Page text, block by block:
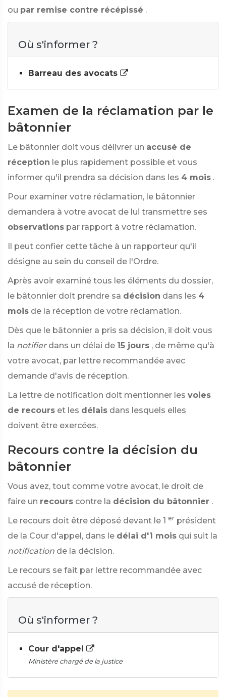
ou par remise contre récépissé .
Où s'informer ?
Barreau des avocats
Examen de la réclamation par le
bâtonnier
Le bâtonnier doit vous délivrer un accusé de
réception le plus rapidement possible et vous
informer qu'il prendra sa décision dans les 4 mois .
Pour examiner votre réclamation, le bâtonnier
demandera à votre avocat de lui transmettre ses
observations par rapport à votre réclamation.
Il peut confier cette tâche à un rapporteur qu'il
désigne au sein du conseil de l'Ordre.
Après avoir examiné tous les éléments du dossier,
le bâtonnier doit prendre sa décision dans les 4
mois de la réception de votre réclamation.
Dès que le bâtonnier a pris sa décision, il doit vous
la notifier dans un délai de 15 jours , de même qu'à
votre avocat, par lettre recommandée avec
demande d'avis de réception.
La lettre de notification doit mentionner les voies
de recours et les délais dans lesquels elles
doivent être exercées.
Recours contre la décision du
bâtonnier
Vous avez, tout comme votre avocat, le droit de
faire un recours contre la décision du bâtonnier .
Le recours doit être déposé devant le 1 er président
de la Cour d'appel, dans le délai d'1 mois qui suit la
notification de la décision.
Le recours se fait par lettre recommandée avec
accusé de réception.
Où s'informer ?
Cour d'appel
Ministère chargé de la justice